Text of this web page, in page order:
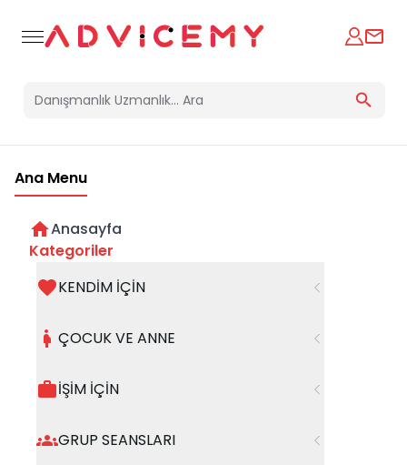
Ana Menu
Anasayfa
Kategoriler
KENDİM İÇİN
ÇOCUK VE ANNE
İŞİM İÇİN
GRUP SEANSLARI
Kendinize Zaman Ayırmanın Önemi
Uzman Çocuk Gelişimci-Aile